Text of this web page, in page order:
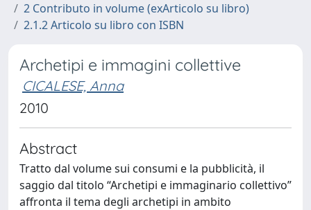
2 Contributo in volume (exArticolo su libro)
2.1.2 Articolo su libro con ISBN
Archetipi e immagini collettive
CICALESE, Anna
2010
Abstract
Tratto dal volume sui consumi e la pubblicità, il
saggio dal titolo “Archetipi e immaginario collettivo”
affronta il tema degli archetipi in ambito